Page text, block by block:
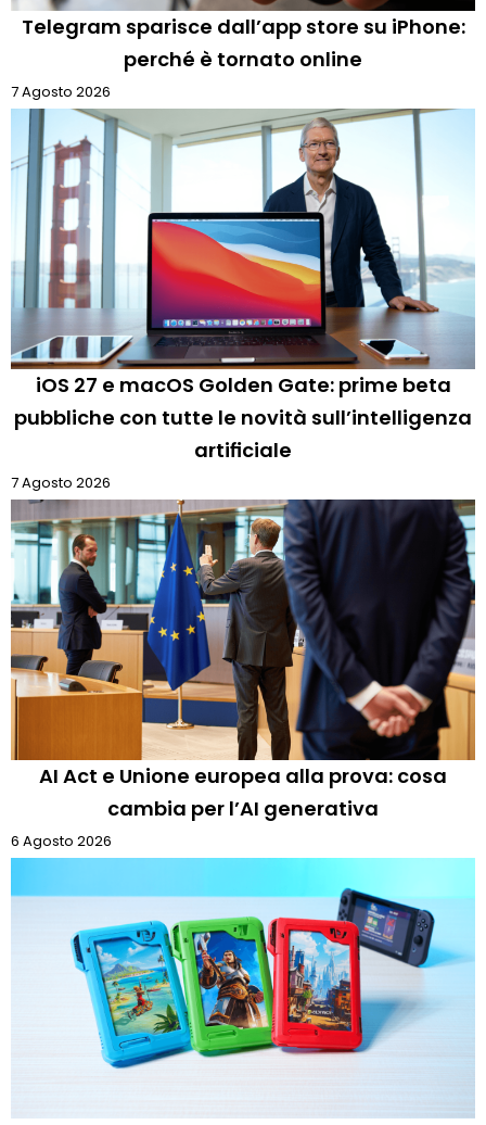
Telegram sparisce dall’app store su iPhone:
perché è tornato online
7 Agosto 2026
iOS 27 e macOS Golden Gate: prime beta
pubbliche con tutte le novità sull’intelligenza
artificiale
7 Agosto 2026
AI Act e Unione europea alla prova: cosa
cambia per l’AI generativa
6 Agosto 2026